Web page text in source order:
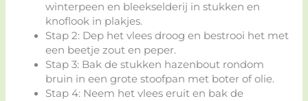
winterpeen en bleekselderij in stukken en
knoflook in plakjes.
Stap 2: Dep het vlees droog en bestrooi het met
een beetje zout en peper.
Stap 3: Bak de stukken hazenbout rondom
bruin in een grote stoofpan met boter of olie.
Stap 4: Neem het vlees eruit en bak de